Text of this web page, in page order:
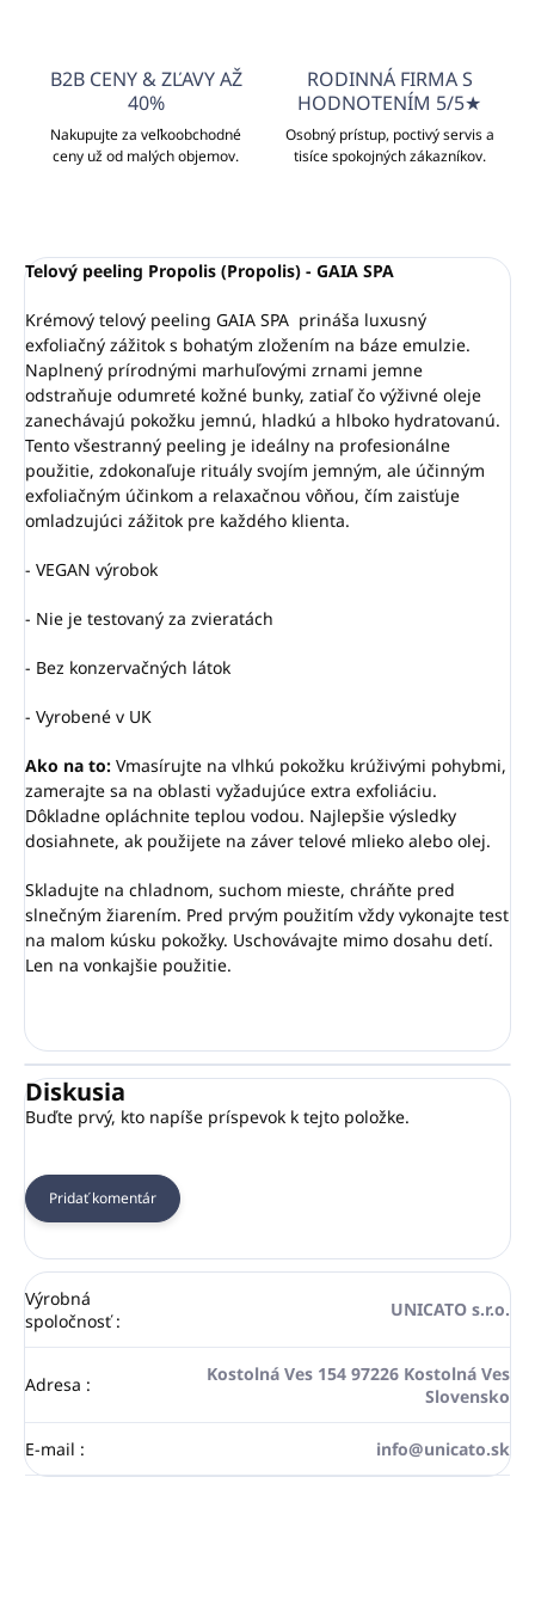
B2B CENY & ZĽAVY AŽ
40%
Nakupujte za veľkoobchodné
ceny už od malých objemov.
RODINNÁ FIRMA S
HODNOTENÍM 5/5★
Osobný prístup, poctivý servis a
tisíce spokojných zákazníkov.
Telový peeling Propolis (Propolis) - GAIA SPA
Krémový telový peeling GAIA SPA prináša luxusný
exfoliačný zážitok s bohatým zložením na báze emulzie.
Naplnený prírodnými marhuľovými zrnami jemne
odstraňuje odumreté kožné bunky, zatiaľ čo výživné oleje
zanechávajú pokožku jemnú, hladkú a hlboko hydratovanú.
Tento všestranný peeling je ideálny na profesionálne
použitie, zdokonaľuje rituály svojím jemným, ale účinným
exfoliačným účinkom a relaxačnou vôňou, čím zaisťuje
omladzujúci zážitok pre každého klienta.
- VEGAN výrobok
- Nie je testovaný za zvieratách
- Bez konzervačných látok
- Vyrobené v UK
Ako na to: Vmasírujte na vlhkú pokožku krúživými pohybmi,
zamerajte sa na oblasti vyžadujúce extra exfoliáciu.
Dôkladne opláchnite teplou vodou. Najlepšie výsledky
dosiahnete, ak použijete na záver telové mlieko alebo olej.
Skladujte na chladnom, suchom mieste, chráňte pred
slnečným žiarením. Pred prvým použitím vždy vykonajte test
na malom kúsku pokožky. Uschovávajte mimo dosahu detí.
Len na vonkajšie použitie.
Diskusia
Buďte prvý, kto napíše príspevok k tejto položke.
Pridať komentár
Výrobná
spoločnosť:
UNICATO s.r.o.
Adresa :
Kostolná Ves 154 97226 Kostolná Ves
Slovensko
E-mail : info@unicato.sk